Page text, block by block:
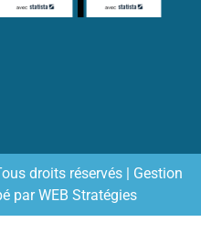
droits réservés | Gestion
parWEB Stratégies